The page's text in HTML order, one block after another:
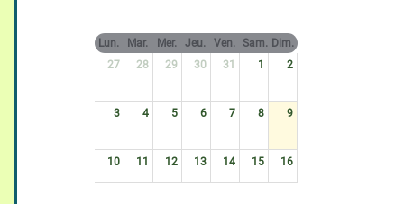
Lun. Mar. Mer. Jeu. Ven. Sam. Dim.
27
28 29 30 31 1 2
3 4 5 6 7 8 9
10 11 12 13 14 15 16